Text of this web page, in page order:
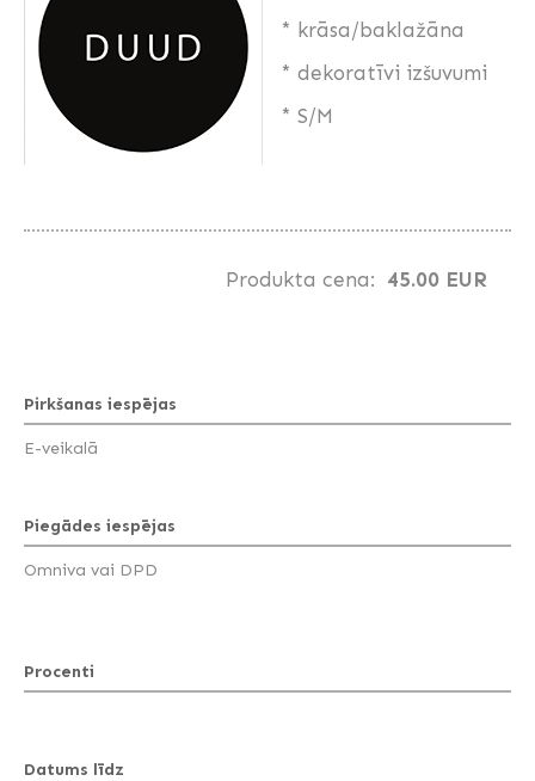
* krāsa/baklažāna
* dekoratīvi izšuvumi
* S/M
Produkta cena: 45.00 EUR
Pirkšanas iespējas
E-veikalā
Piegādes iespējas
Omniva vai DPD
Procenti
Datums līdz